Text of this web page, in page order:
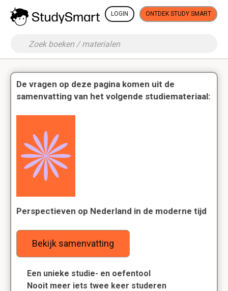
LOGIN ONTDEK STUDY SMART
De vragen op deze pagina komen uit de
samenvatting van het volgende studiemateriaal:
Perspectieven op Nederland in de moderne tijd
Bekijk samenvatting
Een unieke studie- en oefentool
Nooit meer iets twee keer studeren